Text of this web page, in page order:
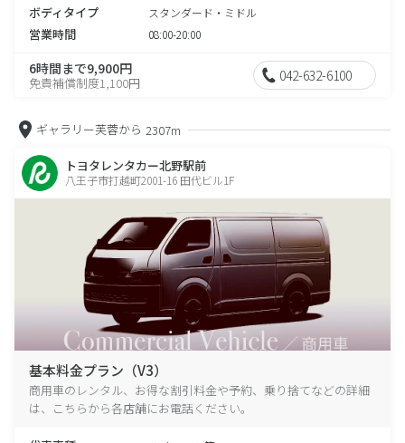
ボディタイプ スタンダード・ミドル
営業時間 08:00-20:00
6時間まで9,900円
免責補償制度1,100円 042-632-6100
ギャラリー芙蓉から 2307m
トヨタレンタカー北野駅前
八王子市打越町2001-16 田代ビル1F
基本料金プラン（V3）
商用車のレンタル、お得な割引料金や予約、乗り捨てなどの詳細
は、こちらから各店舗にお電話ください。